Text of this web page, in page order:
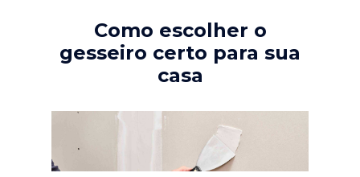
Como escolher o
gesseiro certo para sua
casa